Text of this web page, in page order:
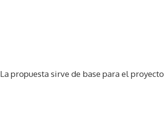
La propuesta sirve de base para el proyecto